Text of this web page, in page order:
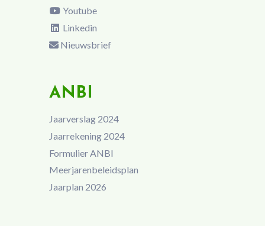
Youtube
Linkedin
Nieuwsbrief
ANBI
Jaarverslag 2024
Jaarrekening 2024
Formulier ANBI
Meerjarenbeleidsplan
Jaarplan 2026